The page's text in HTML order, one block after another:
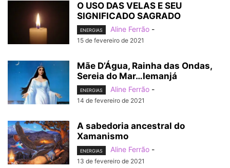
O USO DAS VELAS E SEU
SIGNIFICADO SAGRADO
ENERGIAS Aline Ferrão -
15 de fevereiro de 2021
Mãe D’Água, Rainha das Ondas,
Sereia do Mar…Iemanjá
ENERGIAS Aline Ferrão -
14 de fevereiro de 2021
A sabedoria ancestral do
Xamanismo
ENERGIAS Aline Ferrão -
13 de fevereiro de 2021